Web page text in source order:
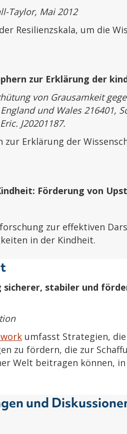
Taylor, Mai 2012
Resilienzskala, um die
zur Erklärung der
von Grausamkeit
und Wales 216401,
J20201187.
zur Erklärung der
Förderung von
zur effektiven
in der Kindheit.
sicherer, stabiler und
umfasst Strategien,
zu fördern, die zur
Welt beitragen können,
und